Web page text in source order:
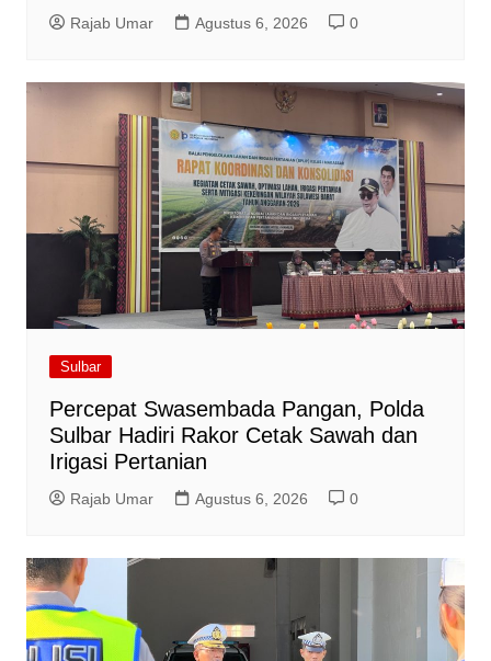
Rajab Umar Agustus 6, 2026 0
Sulbar
Percepat Swasembada Pangan, Polda
Sulbar Hadiri Rakor Cetak Sawah dan
Irigasi Pertanian
Rajab Umar Agustus 6, 2026 0